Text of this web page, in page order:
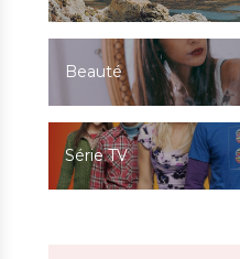
Beauté
Série TV